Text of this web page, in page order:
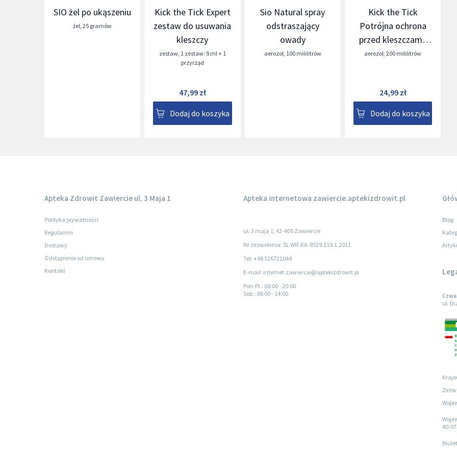
SIO żel po ukąszeniu
żel,25 gramów
Kick the Tick Expert
zestaw do usuwania
kleszczy
zestaw, 1 zestaw: 9 ml + 1
przyrząd
47,99 zł
Dodaj do koszyka
Sio Natural spray
odstraszający
owady
aerozol, 100 mililitrów
Kick the Tick
Potrójna ochrona
przed kleszczami,
komarami i
aerozol,200 mililitrów
24,99 zł
Dodaj do koszyka
Apteka Zdrowit Zawiercie ul. 3 Maja 1
Polityka prywatności
Regulamin
Dostawy
Odstąpienie od umowy
Kontakt
Apteka internetowa zawiercie.aptekizdrowit.pl
ul. 3 maja 1, 42-400 Zawiercie
Nr zezwolenia: ŚL WIF.KA-8529.119.1.2011
Tel: +48 326721044
E-mail: internet.zawiercie@aptekizdrowit.pl
Pon-Pt.: 08:00 - 20:00
Sob.: 08:00 - 14:00
Blog
ul.
40-